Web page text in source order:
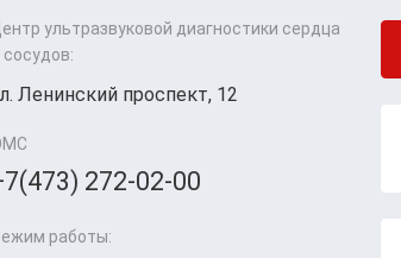
Центр ультразвуковой диагностики сердца
сосудов:
Ленинский проспект, 12
272-02-00
работы: